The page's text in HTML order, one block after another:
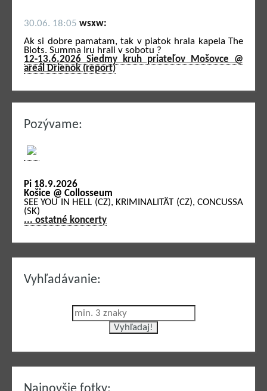
30.06. 18:05 wsxw:
Ak si dobre pamatam, tak v piatok hrala kapela The
Blots. Summa Iru hrali v sobotu ?
12-13.6.2026 Siedmy kruh priateľov Mošovce @
areál Drienok (report)
Pozývame:
Pi 18.9.2026
Košice @ Collosseum
SEE YOU IN HELL (CZ), KRIMINALITÄT (CZ), CONCUSSA
(SK)
... ostatné koncerty
Vyhľadávanie: